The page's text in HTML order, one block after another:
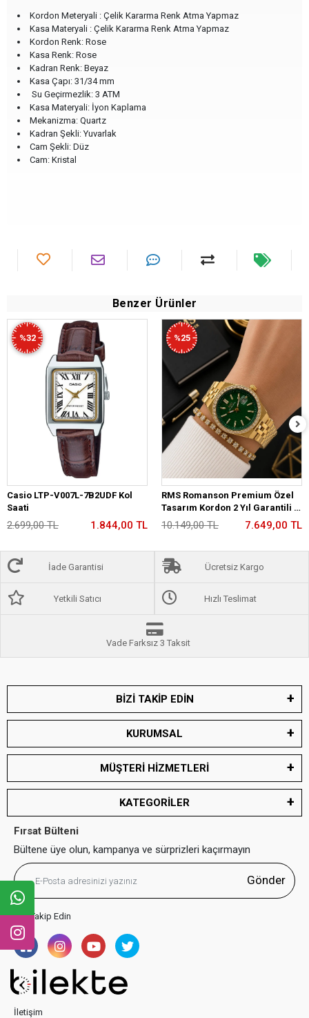
Kordon Meteryali : Çelik Kararma Renk Atma Yapmaz
Kasa Materyali : Çelik Kararma Renk Atma Yapmaz
Kordon Renk: Rose
Kasa Renk: Rose
Kadran Renk: Beyaz
Kasa Çapı: 31/34 mm
Su Geçirmezlik: 3 ATM
Kasa Materyali: İyon Kaplama
Mekanizma: Quartz
Kadran Şekli: Yuvarlak
Cam Şekli: Düz
Cam: Kristal
Benzer Ürünler
%32
Casio LTP-V007L-7B2UDF Kol
Saati
2.699,00 TL 1.844,00 TL
%25
RMS Romanson Premium Özel
Tasarım Kordon 2 Yıl Garantili 5
Atm Kadın Kol Saati+Bileklik
A2175.29
10.149,00 TL 7.649,00 TL
İade Garantisi Ücretsiz Kargo
Yetkili Satıcı Hızlı Teslimat
Vade Farksız 3 Taksit
BİZİ TAKİP EDİN
KURUMSAL
MÜŞTERİ HİZMETLERİ
KATEGORİLER
Fırsat Bülteni
Bültene üye olun, kampanya ve sürprizleri kaçırmayın
Gönder
Bizi Takip Edin
İletişim